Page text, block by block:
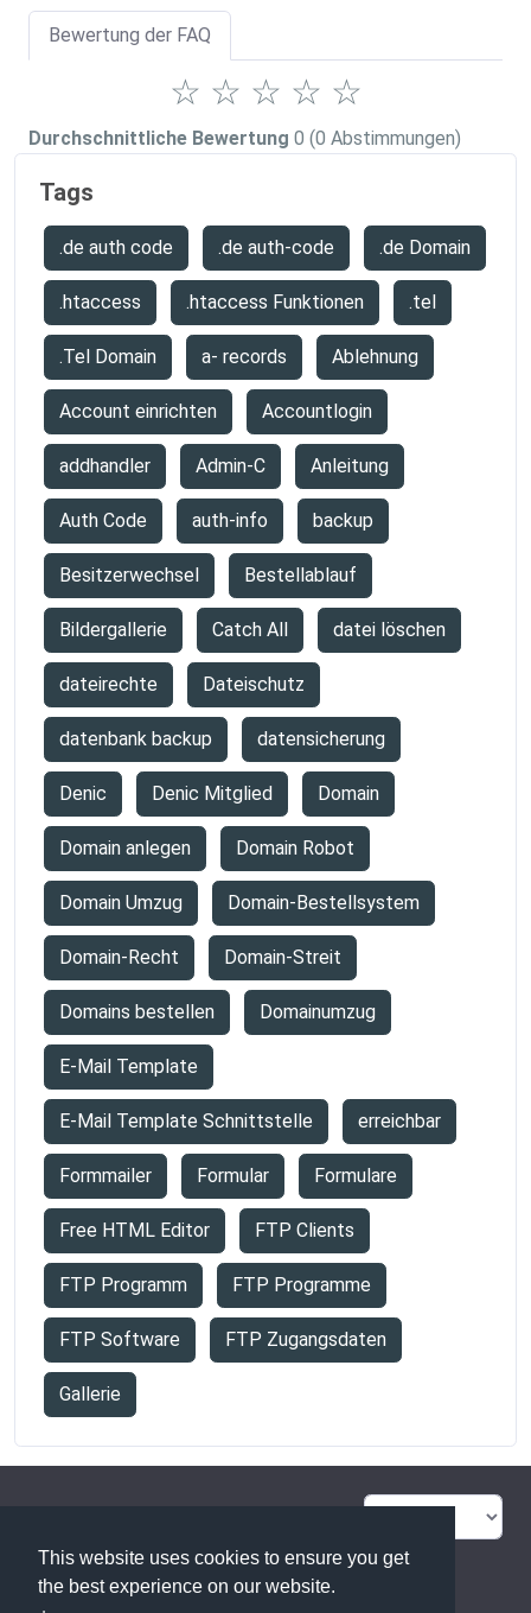
This website uses cookies to ensure you get
the best experience on our website.
Bewertung der FAQ
☆
☆
☆
☆
☆
Durchschnittliche Bewertung 0 (0 Abstimmungen)
Tags
.de auth code .de auth-code .de Domain
.htaccess .htaccess Funktionen .tel
.Tel Domain a- records Ablehnung
Account einrichten Accountlogin
addhandler Admin-C Anleitung
Auth Code auth-info backup
Besitzerwechsel Bestellablauf
Bildergallerie Catch All datei löschen
dateirechte Dateischutz
datenbank backup datensicherung
Denic Denic Mitglied Domain
Domain anlegen Domain Robot
Domain Umzug Domain-Bestellsystem
Domain-Recht Domain-Streit
Domains bestellen Domainumzug
E-Mail Template
E-Mail Template Schnittstelle erreichbar
Formmailer Formular Formulare
Free HTML Editor FTP Clients
FTP Programm FTP Programme
FTP Software FTP Zugangsdaten
Gallerie
Glossar Kontakt